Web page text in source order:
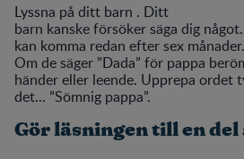
Lyssna på ditt barn . Ditt
barn kanske försöker säga dig
kan komma redan efter sex månader.
Om de säger ”Dada” för pappa
händer eller leende. Upprepa ordet
det... ”Sömnig pappa”.
Gör läsningen till en